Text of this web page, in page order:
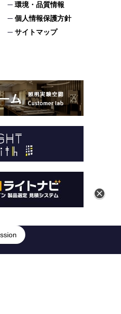
環境・品質情報
個人情報保護方針
サイトマップ